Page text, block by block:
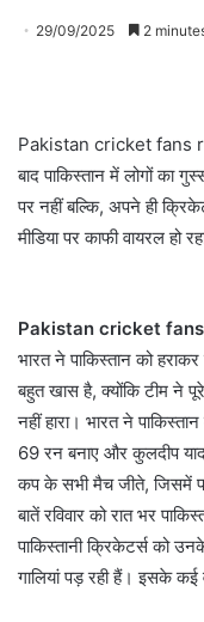
29/09/2025 2
Pakistan cricket fans
बाद पाकिस्तान में लोगों का
पर नहीं बल्कि, अपने ही
मीडिया पर काफी वायरल हो
Pakistan cricket
भारत ने पाकिस्तान को
बहुत खास है, क्योंकि टीम ने
नहीं हारा। भारत ने
69 रन बनाए और कुलदीप
कप के सभी मैच जीते, जिसमें
बातें रविवार को रात भर
पाकिस्तानी क्रिकेटर्स को
गालियां पड़ रही हैं। इसके कई